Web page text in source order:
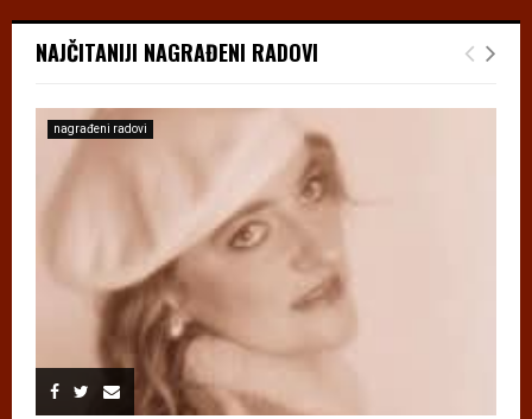
NAJČITANIJI NAGRAĐENI RADOVI
nagrađeni radovi